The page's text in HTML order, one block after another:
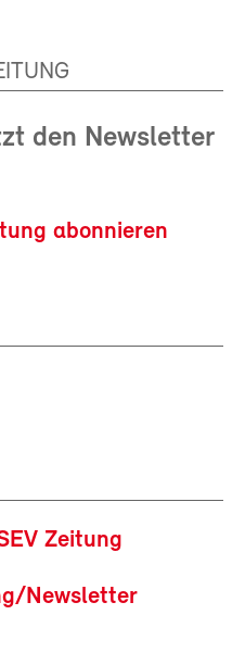
den Newsletter
abonnieren
Zeitung
Newsletter